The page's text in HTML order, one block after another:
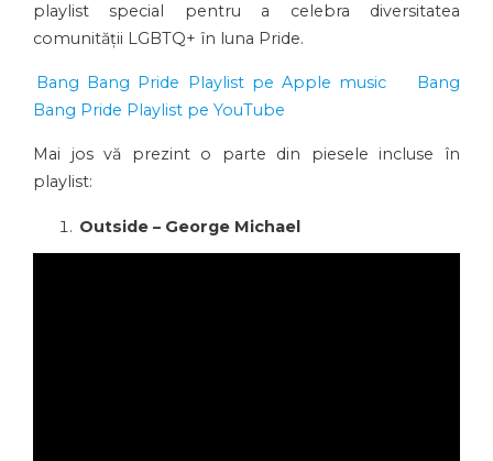
playlist special pentru a celebra diversitatea
comunității LGBTQ+ în luna Pride.
Bang Bang Pride Playlist pe Apple music
Bang
Bang Pride Playlist pe YouTube
Mai jos vă prezint o parte din piesele incluse în
playlist:
Outside – George Michael